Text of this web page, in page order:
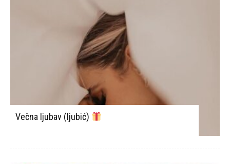
Večna ljubav (ljubić)